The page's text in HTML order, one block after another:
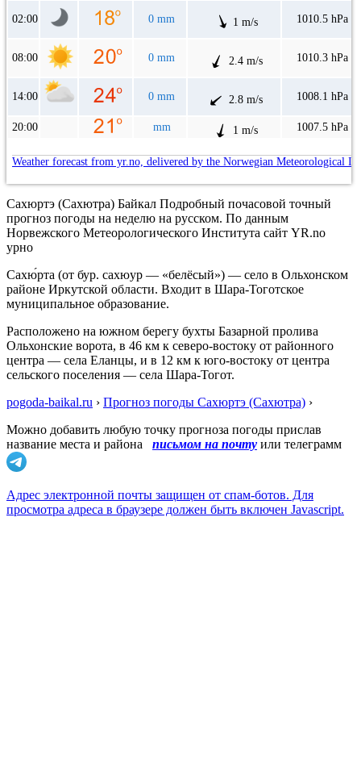
02:00 0 mm 1 m/s 1010.5 hPa
08:00 0 mm 2.4 m/s 1010.3 hPa
14:00 0 mm 2.8 m/s 1008.1 hPa
20:00 mm 1 m/s 1007.5 hPa
Weather forecast from yr.no, delivered by the Norwegian Meteorological
Сахюртэ (Сахютра) Байкал Подробный почасовой точный
прогноз погоды на неделю на русском. По данным
Норвежского Метеорологического Института сайт YR.no
урно
Сахю́рта (от бур. сахюур — «белёсый») — село в Ольхонском
районе Иркутской области. Входит в Шара-Тоготское
муниципальное образование.
Расположено на южном берегу бухты Базарной пролива
Ольхонские ворота, в 46 км к северо-востоку от районного
центра — села Еланцы, и в 12 км к юго-востоку от центра
сельского поселения — села Шара-Тогот.
pogoda-baikal.ru › Прогноз погоды Сахюртэ (Сахютра) ›
Можно добавить любую точку прогноза погоды прислав
название места и района
письмом на почту или телеграмм
Адрес электронной почты защищен от спам-ботов. Для
просмотра адреса в браузере должен быть включен Javascript.